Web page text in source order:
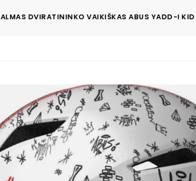
DVIRATININKO VAIKIŠKAS ABUS YADD-I